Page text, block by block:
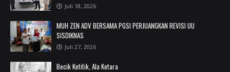
Juli 18, 2026
MUH ZEN ADV BERSAMA PGSI PERJUANGKAN REVISI UU
SISDIKNAS
Juli 27, 2026
Becik Ketitik, Ala Ketara